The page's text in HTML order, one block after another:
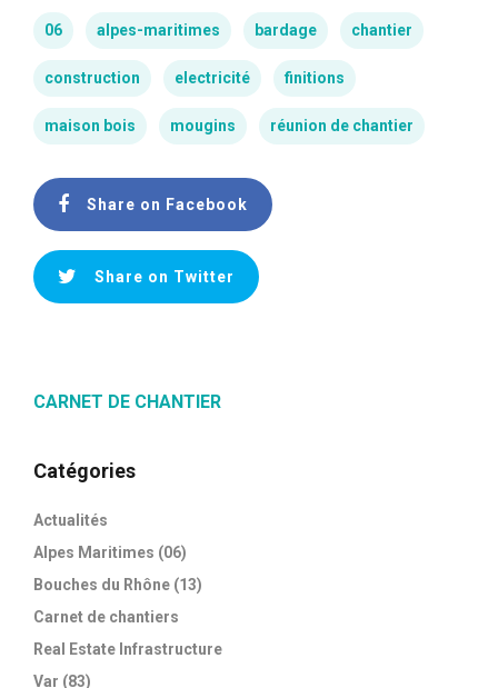
06 alpes-maritimes bardage chantier
construction electricité finitions
maison bois mougins réunion de chantier
Share on Facebook
Share on Twitter
CARNET DE CHANTIER
Catégories
Actualités
Alpes Maritimes (06)
Bouches du Rhône (13)
Carnet de chantiers
Real Estate Infrastructure
Var (83)